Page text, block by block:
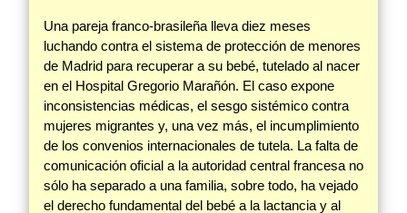
Una pareja franco-brasileña lleva diez meses
luchando contra el sistema de protección de menores
de Madrid para recuperar a su bebé, tutelado al nacer
en el Hospital Gregorio Marañón. El caso expone
inconsistencias médicas, el sesgo sistémico contra
mujeres migrantes y, una vez más, el incumplimiento
de los convenios internacionales de tutela. La falta de
comunicación oficial a la autoridad central francesa no
sólo ha separado a una familia, sobre todo, ha vejado
el derecho fundamental del bebé a la lactancia y al